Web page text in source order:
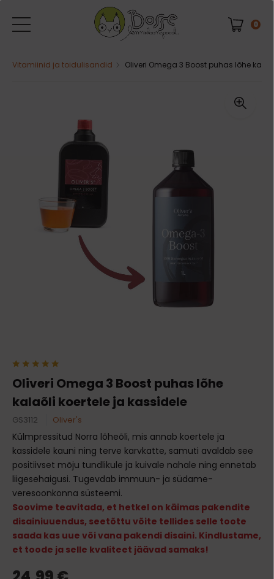
0
Vitamiinid ja toidulisandid Oliveri Omega 3 Boost puhas lõhe
Oliveri Omega 3 Boost puhas lõhe
kalaõli koertele ja kassidele
GS3112 Oliver's
Külmpressitud Norra lõheõli, mis annab koertele ja
kassidele kauni ning terve karvkatte, samuti avaldab see
positiivset mõju tundlikule ja kuivale nahale ning ennetab
liigesehaigusi. Tugevdab immuun- ja südame-
veresoonkonna süsteemi.
Soovime teavitada, et hetkel on käimas pakendite
disainiuuendus, seetõttu võite tellides selle toote
saada kas uue või vana pakendi disaini. Kindlustame,
et toode ja selle kvaliteet jäävad samaks!